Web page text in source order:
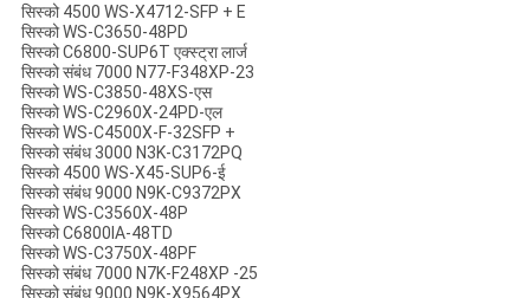
सिस्को 4500 WS-X4712-SFP + E
सिस्को WS-C3650-48PD
सिस्को C6800-SUP6T एक्स्ट्रा लार्ज
सिस्को संबंध 7000 N77-F348XP-23
सिस्को WS-C3850-48XS-एस
सिस्को WS-C2960X-24PD-एल
सिस्को WS-C4500X-F-32SFP +
सिस्को संबंध 3000 N3K-C3172PQ
सिस्को 4500 WS-X45-SUP6-ई
सिस्को संबंध 9000 N9K-C9372PX
सिस्को WS-C3560X-48P
सिस्को C6800IA-48TD
सिस्को WS-C3750X-48PF
सिस्को संबंध 7000 N7K-F248XP -25
सिस्को संबंध 9000 N9K-X9564PX